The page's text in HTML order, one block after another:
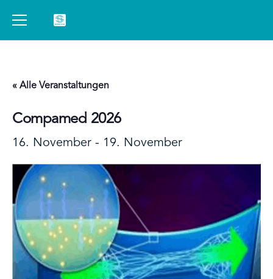
« Alle Veranstaltungen
Compamed 2026
16. November - 19. November